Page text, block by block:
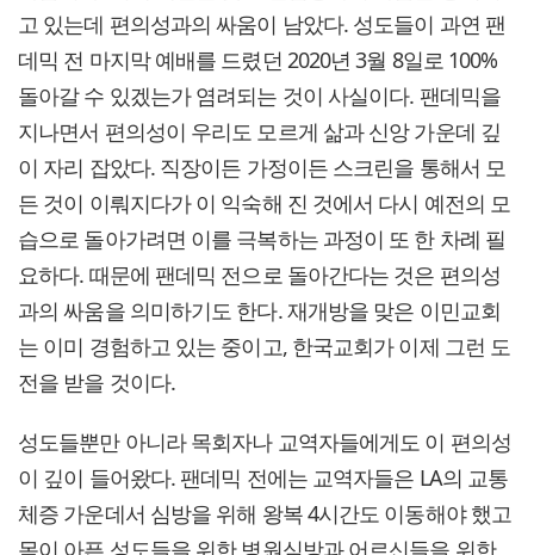
고 있는데 편의성과의 싸움이 남았다. 성도들이 과연 팬
데믹 전 마지막 예배를 드렸던 2020년 3월 8일로 100%
돌아갈 수 있겠는가 염려되는 것이 사실이다. 팬데믹을
지나면서 편의성이 우리도 모르게 삶과 신앙 가운데 깊
이 자리 잡았다. 직장이든 가정이든 스크린을 통해서 모
든 것이 이뤄지다가 이 익숙해 진 것에서 다시 예전의 모
습으로 돌아가려면 이를 극복하는 과정이 또 한 차례 필
요하다. 때문에 팬데믹 전으로 돌아간다는 것은 편의성
과의 싸움을 의미하기도 한다. 재개방을 맞은 이민교회
는 이미 경험하고 있는 중이고, 한국교회가 이제 그런 도
전을 받을 것이다.
성도들뿐만 아니라 목회자나 교역자들에게도 이 편의성
이 깊이 들어왔다. 팬데믹 전에는 교역자들은 LA의 교통
체증 가운데서 심방을 위해 왕복 4시간도 이동해야 했고